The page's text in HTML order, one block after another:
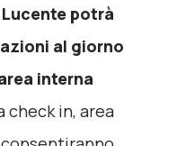
Lucente potrà
al giorno
interna
check in, area